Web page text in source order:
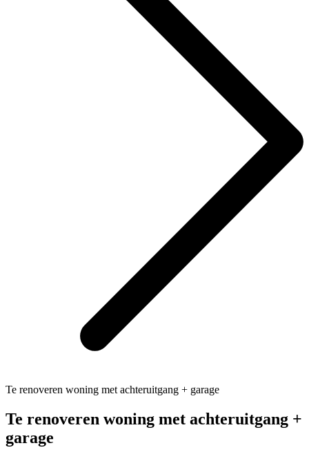
Te renoveren woning met achteruitgang + garage
Te renoveren woning met achteruitgang +
garage